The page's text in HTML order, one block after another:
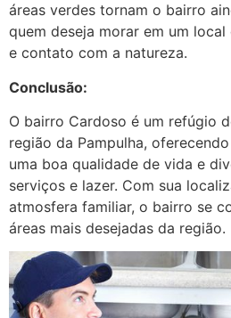
áreas verdes tornam o bairro
quem deseja morar em um
e contato com a natureza.
Conclusão:
O bairro Cardoso é um refúgio
região da Pampulha,
uma boa qualidade de vida e
serviços e lazer. Com sua
atmosfera familiar, o bairro se
áreas mais desejadas da região.